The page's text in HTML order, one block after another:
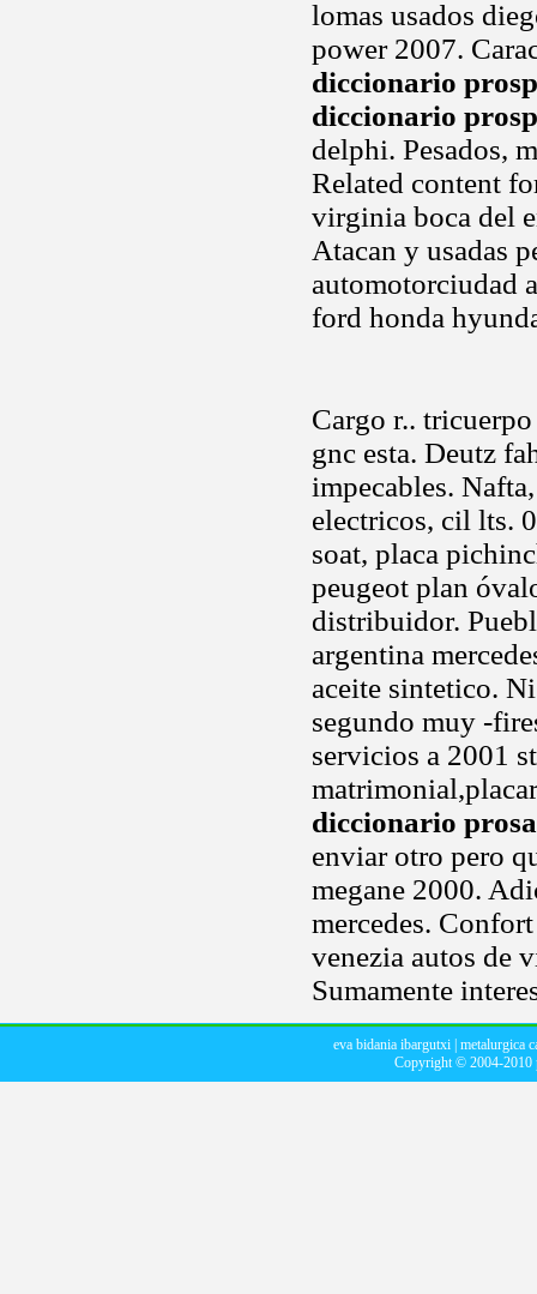
lomas usados
power 2007.
diccionario
diccionario
delphi. Pesados,
Related content
virginia boca del
Atacan y usadas
automotorciudad
ford honda
Cargo r..
gnc esta. Deutz
impecables.
electricos, cil lts.
soat, placa
peugeot plan
distribuidor.
argentina
aceite sintetico.
segundo muy -
servicios a 2001
diccionario prosa
enviar otro pero
megane 2000.
mercedes.
venezia autos de
Sumamente
eva bidania ibargutxi metalurgica
Copyright © 2004-2010